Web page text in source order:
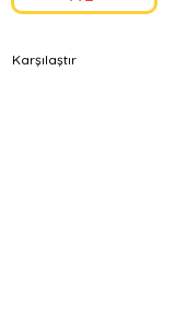
Karşılaştır